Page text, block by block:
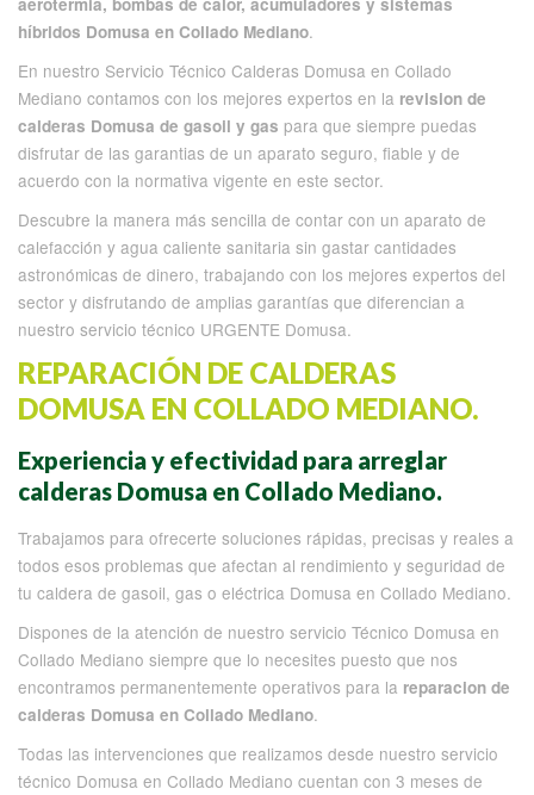
aerotermia, bombas de calor, acumuladores y sistémas
híbridos Domusa en Collado Mediano.
En nuestro Servicio Técnico Calderas Domusa en Collado
Mediano contamos con los mejores expertos en la revision de
calderas Domusa de gasoil y gas para que siempre puedas
disfrutar de las garantias de un aparato seguro, fiable y de
acuerdo con la normativa vigente en este sector.
Descubre la manera más sencilla de contar con un aparato de
calefacción y agua caliente sanitaria sin gastar cantidades
astronómicas de dinero, trabajando con los mejores expertos del
sector y disfrutando de amplias garantías que diferencian a
nuestro servicio técnico URGENTE Domusa.
REPARACIÓN DE CALDERAS
DOMUSA EN COLLADO MEDIANO.
Experiencia y efectividad para arreglar
calderas Domusa en Collado Mediano.
Trabajamos para ofrecerte soluciones rápidas, precisas y reales a
todos esos problemas que afectan al rendimiento y seguridad de
tu caldera de gasoil, gas o eléctrica Domusa en Collado Mediano.
Dispones de la atención de nuestro servicio Técnico Domusa en
Collado Mediano siempre que lo necesites puesto que nos
encontramos permanentemente operativos para la reparacion de
calderas Domusa en Collado Mediano.
Todas las intervenciones que realizamos desde nuestro servicio
técnico Domusa en Collado Mediano cuentan con 3 meses de